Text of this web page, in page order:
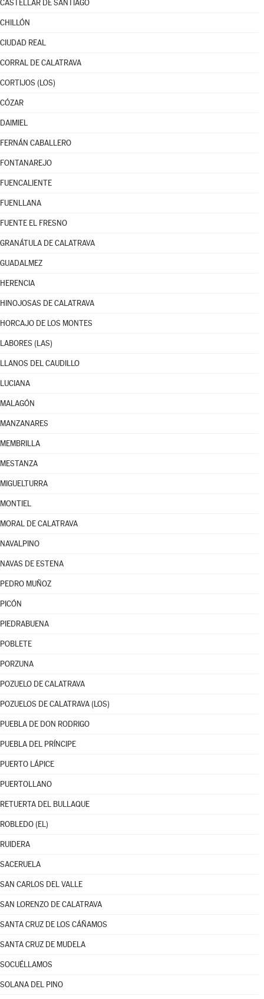
CASTELLAR DE SANTIAGO
CHILLÓN
CIUDAD REAL
CORRAL DE CALATRAVA
CORTIJOS (LOS)
CÓZAR
DAIMIEL
FERNÁN CABALLERO
FONTANAREJO
FUENCALIENTE
FUENLLANA
FUENTE EL FRESNO
GRANÁTULA DE CALATRAVA
GUADALMEZ
HERENCIA
HINOJOSAS DE CALATRAVA
HORCAJO DE LOS MONTES
LABORES (LAS)
LLANOS DEL CAUDILLO
LUCIANA
MALAGÓN
MANZANARES
MEMBRILLA
MESTANZA
MIGUELTURRA
MONTIEL
MORAL DE CALATRAVA
NAVALPINO
NAVAS DE ESTENA
PEDRO MUÑOZ
PICÓN
PIEDRABUENA
POBLETE
PORZUNA
POZUELO DE CALATRAVA
POZUELOS DE CALATRAVA (LOS)
PUEBLA DE DON RODRIGO
PUEBLA DEL PRÍNCIPE
PUERTO LÁPICE
PUERTOLLANO
RETUERTA DEL BULLAQUE
ROBLEDO (EL)
RUIDERA
SACERUELA
SAN CARLOS DEL VALLE
SAN LORENZO DE CALATRAVA
SANTA CRUZ DE LOS CÁÑAMOS
SANTA CRUZ DE MUDELA
SOCUÉLLAMOS
SOLANA DEL PINO